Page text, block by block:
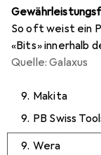
So oft weist ein
«Bits» innerhalb
Quelle: Galaxus
9. Makita
0,1
9. PB Swiss
9. Wera